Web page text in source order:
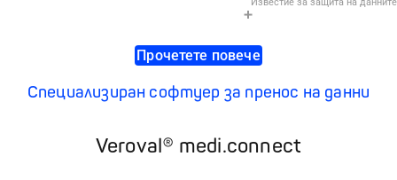
Прочетете повече
Veroval® medi.connect
Специализиран софтуер за пренос на данни